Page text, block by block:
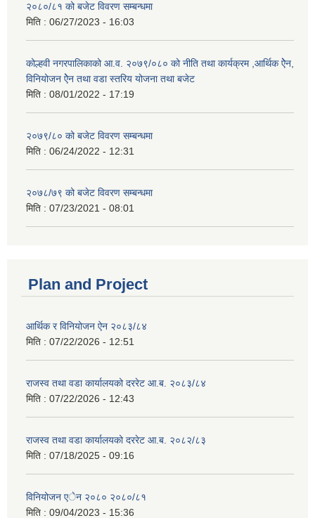
२०८०/८१ को बजेट विवरण सम्बन्धमा
मिति : 06/27/2023 - 16:03
कोल्हवी नगरपालिकाको आ.व. २०७९/०८० को नीति तथा कार्यक्रम ,आर्थिक ऐेन,
विनियोजन ऐेन तथा वडा स्तरिय योजना तथा बजेट
मिति : 08/01/2022 - 17:19
२०७९/८० को बजेट विवरण सम्बन्धमा
मिति : 06/24/2022 - 12:31
२०७८/७९ को बजेट विवरण सम्बन्धमा
मिति : 07/23/2021 - 08:01
Plan and Project
आर्थिक र विनियोजन ऐन २०८३/८४
मिति : 07/22/2026 - 12:51
राजस्व तथा वडा कार्यालयको दररेट आ.ब. २०८३/८४
मिति : 07/22/2026 - 12:43
राजस्व तथा वडा कार्यालयको दररेट आ.ब. २०८२/८३
मिति : 07/18/2025 - 09:16
विनियोजन एेन २०८० २०८०/८१
मिति : 09/04/2023 - 15:36